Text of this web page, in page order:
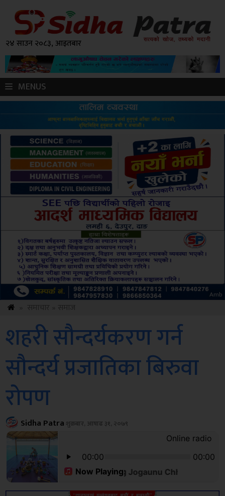
२४ साउन २०८३, आइतबार
MENUS
Sdc
शहरी सौन्दर्यकरण गर्न
सौन्दर्य प्रजातिका बिरुवा
रोपण
Sidha Patra शुक्रबार, आषाढ ३१, २०७९